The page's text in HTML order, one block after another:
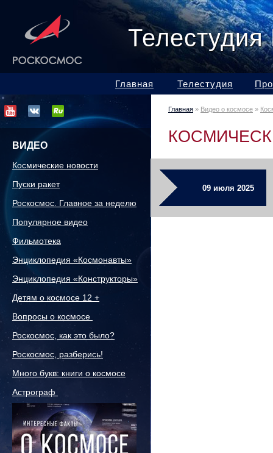
Главная Телестудия
ВИДЕО
Космические новости
Пуски ракет
Роскосмос. Главное за неделю
Популярное видео
Фильмотека
Энциклопедия «Космонавты»
Энциклопедия «Конструкторы»
Детям о космосе 12 +
Вопросы о космосе
Роскосмос, как это было?
Роскосмос, разберись!
Много букв: книги о космосе
Астрограф
Главная » Видео о космосе »
09 июля 2025